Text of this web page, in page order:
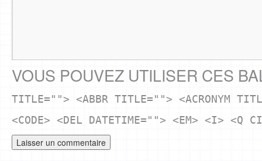
VOUS POUVEZ UTILISER CES
TITLE=""> <ABBR TITLE=""> <ACRONYM
<CODE> <DEL DATETIME=""> <EM> <I> <Q